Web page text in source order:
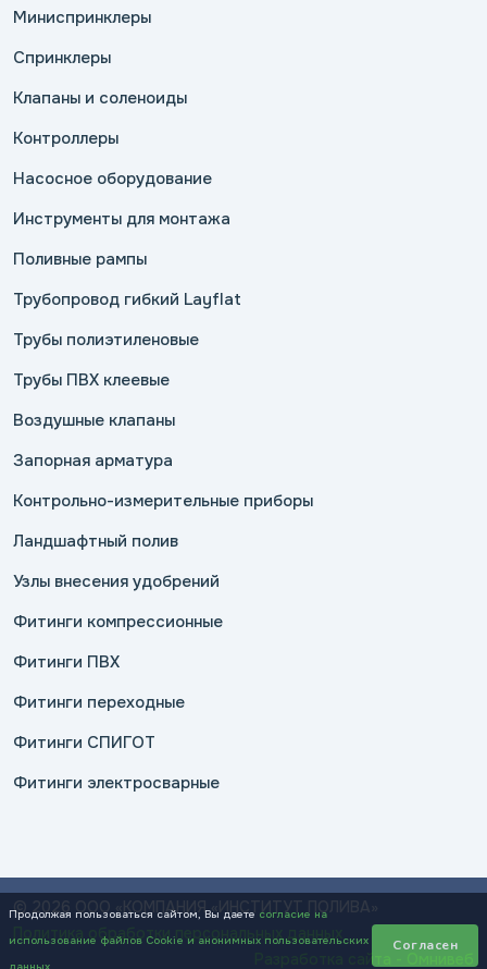
Миниспринклеры
Спринклеры
Клапаны и соленоиды
Контроллеры
Насосное оборудование
Инструменты для монтажа
Поливные рампы
Трубопровод гибкий Layflat
Трубы полиэтиленовые
Трубы ПВХ клеевые
Воздушные клапаны
Запорная арматура
Контрольно-измерительные приборы
Ландшафтный полив
Узлы внесения удобрений
Фитинги компрессионные
Фитинги ПВХ
Фитинги переходные
Фитинги СПИГОТ
Фитинги электросварные
© 2026 ООО «КОМПАНИЯ «ИНСТИТУТ ПОЛИВА»
Политика обработки персональных данных
Разработка сайта - Омнивеб
Продолжая пользоваться сайтом, Вы даете согласие на
использование файлов Cookie и анонимных пользовательских
Согласен